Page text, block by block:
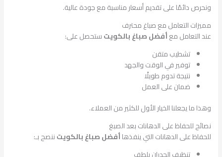
ونحرص دائمًا على تقديم أسعار مناسبة مع جودة عالية.
مميزات التعامل مع صباغ محترف
عند التعامل معأفضل صباغ بالكويتستحصل على:
تشطيب متقن
توفير في الوقت والجهد
نتيجة تدوم طويلًا
ضمان على العمل
وهذا ما يجعلنا الخيار الأول للكثير من العملاء.
نصائح للحفاظ على الدهانات بعد الصبغ
للحفاظ على الدهانات التي ينفذهاأفضل صباغ بالكويتننصح بـ:
تنظيف الجدران بلطف